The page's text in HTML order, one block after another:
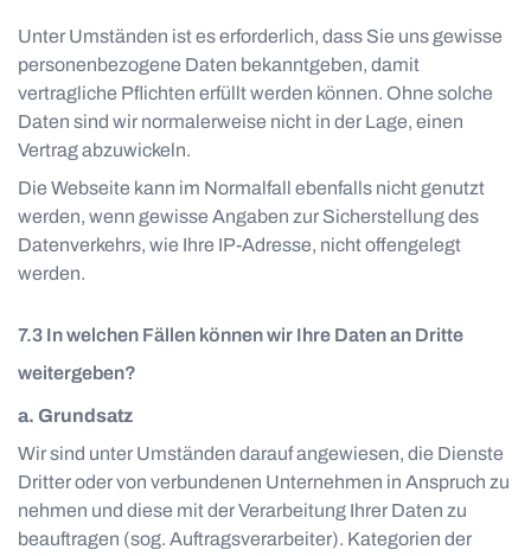
Unter Umständen ist es erforderlich, dass Sie uns gewisse
personenbezogene Daten bekanntgeben, damit
vertragliche Pflichten erfüllt werden können. Ohne solche
Daten sind wir normalerweise nicht in der Lage, einen
Vertrag abzuwickeln.
Die Webseite kann im Normalfall ebenfalls nicht genutzt
werden, wenn gewisse Angaben zur Sicherstellung des
Datenverkehrs, wie Ihre IP-Adresse, nicht offengelegt
werden.
In welchen Fällen können wir Ihre Daten an Dritte
weitergeben?
a. Grundsatz
Wir sind unter Umständen darauf angewiesen, die Dienste
Dritter oder von verbundenen Unternehmen in Anspruch zu
nehmen und diese mit der Verarbeitung Ihrer Daten zu
beauftragen (sog. Auftragsverarbeiter). Kategorien der